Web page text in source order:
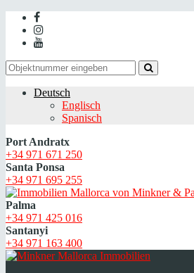
Deutsch
Englisch
Spanisch
Port Andratx
+34 971 671 250
Santa Ponsa
+34 971 695 255
Palma
+34 971 425 016
Santanyi
+34 971 163 400